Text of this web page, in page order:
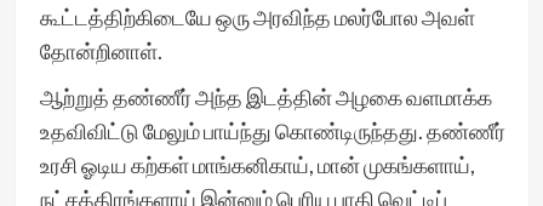
கூட்டத்திற்கிடையே ஒரு அரவிந்த மலர்போல அவள்
தோன்றினாள்.
ஆற்றுத் தண்ணீர் அந்த இடத்தின் அழகை வளமாக்க
உதவிவிட்டு மேலும் பாய்ந்து கொண்டிருந்தது. தண்ணீர்
உரசி ஓடிய கற்கள் மாங்கனிகாய், மான் முகங்களாய்,
நட்சத்திரங்களாய் இன்னும் பெரிய பாதி வெட்டிப்